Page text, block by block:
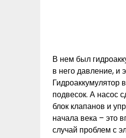
В нем был
в него давление, и
Гидроаккумулятор
подвесок. А насос
блок клапанов и
начала века – это
случай проблем с